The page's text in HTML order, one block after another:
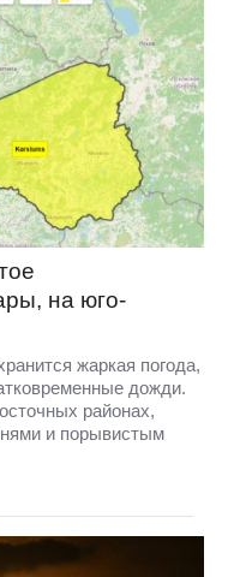
на юго-
жаркая погода,
дожди.
районах,
и порывистым